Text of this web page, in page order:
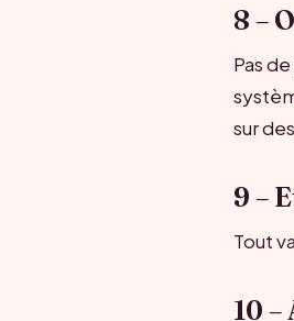
8 –
Pas
sur
9 –
Tout
10